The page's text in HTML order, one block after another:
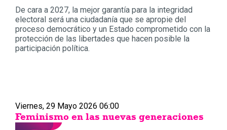
De cara a 2027, la mejor garantía para la integridad
electoral será una ciudadanía que se apropie del
proceso democrático y un Estado comprometido con la
protección de las libertades que hacen posible la
participación política.
Viernes, 29 Mayo 2026 06:00
Feminismo en las nuevas generaciones